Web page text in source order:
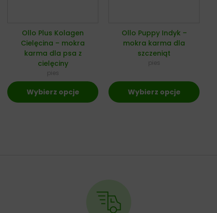
Ollo Plus Kolagen
Cielęcina – mokra
karma dla psa z
cielęciny
pies
Wybierz opcje
Ollo Puppy Indyk –
mokra karma dla
szczeniąt
pies
Wybierz opcje